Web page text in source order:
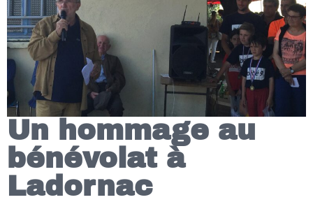
Un hommage au
bénévolat à
Ladornac